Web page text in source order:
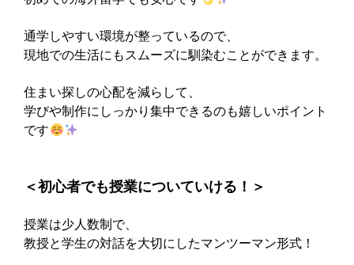
通学しやすい環境が整っているので、
現地での生活にもスムーズに馴染むことができます。
住まい探しの心配を減らして、
学びや制作にしっかり集中できるのも嬉しいポイント
です
‍＜初心者でも授業についていける！＞
授業は少人数制で、
教授と学生の対話を大切にしたマンツーマン形式！